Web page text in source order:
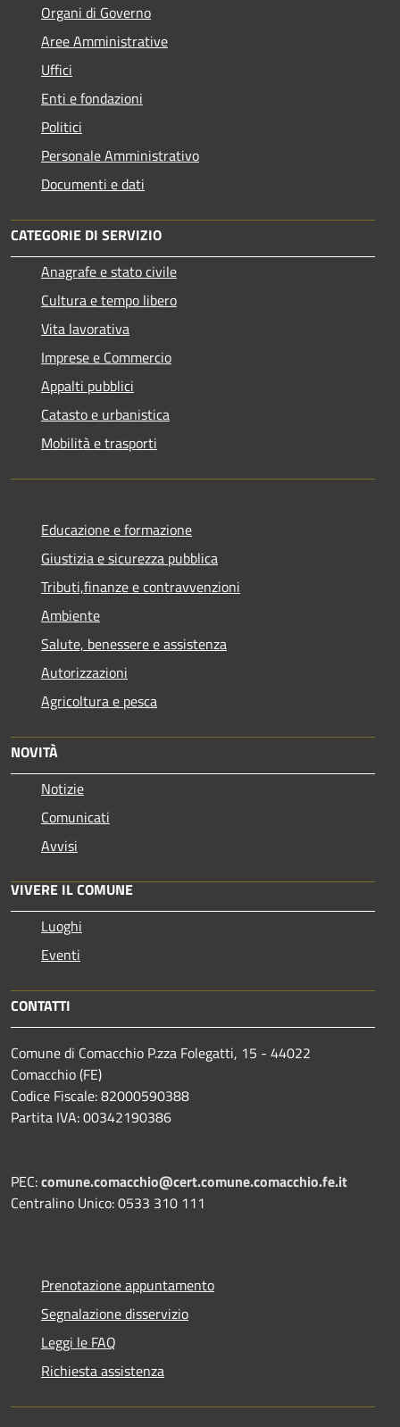
Organi di Governo
Aree Amministrative
Uffici
Enti e fondazioni
Politici
Personale Amministrativo
Documenti e dati
CATEGORIE DI SERVIZIO
Anagrafe e stato civile
Cultura e tempo libero
Vita lavorativa
Imprese e Commercio
Appalti pubblici
Catasto e urbanistica
Mobilità e trasporti
Educazione e formazione
Giustizia e sicurezza pubblica
Tributi,finanze e contravvenzioni
Ambiente
Salute, benessere e assistenza
Autorizzazioni
Agricoltura e pesca
NOVITÀ
Notizie
Comunicati
Avvisi
VIVERE IL COMUNE
Luoghi
Eventi
CONTATTI
Comune di Comacchio P.zza Folegatti, 15 - 44022
Comacchio (FE)
Codice Fiscale: 82000590388
Partita IVA: 00342190386
PEC:comune.comacchio@cert.comune.comacchio.fe.it
Centralino Unico: 0533 310 111
Prenotazione appuntamento
Segnalazione disservizio
Leggi le FAQ
Richiesta assistenza